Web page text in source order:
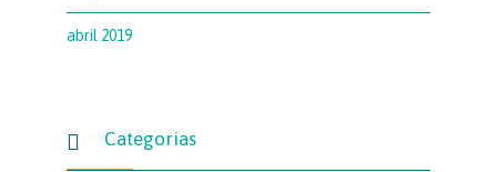
abril 2019
 Categorias